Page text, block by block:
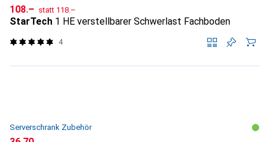
CHF
108.– statt CHF
118.–
StarTech 1 HE verstellbarer Schwerlast Fachboden
4
Serverschrank Zubehör